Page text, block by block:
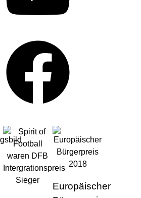
Europäischer